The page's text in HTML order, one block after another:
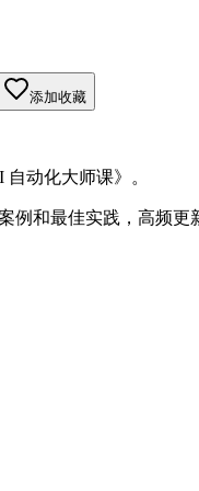
添加收藏
动化大师课》。
例和最佳实践，高频更